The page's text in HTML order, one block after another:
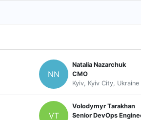
NN
Natalіа Nazarchuk
CMO
Kyiv, Kyiv City, Ukraine
VT
Volodymyr Tarakhan
Senior DevOps